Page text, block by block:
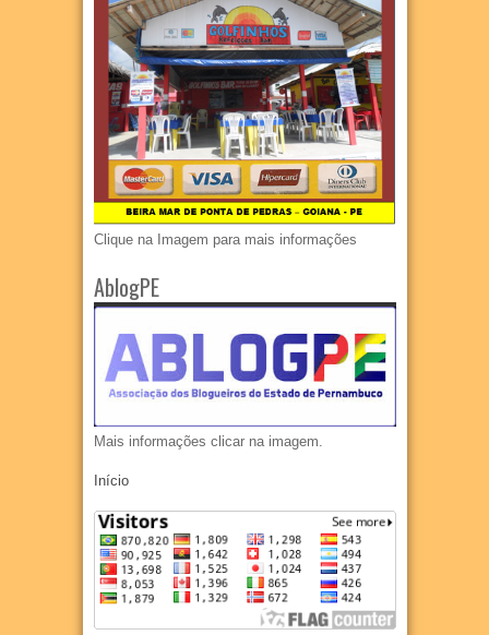
Clique na Imagem para mais informações
AblogPE
Mais informações clicar na imagem.
Início